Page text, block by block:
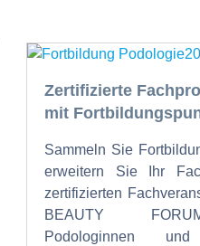
Zertifizierte
mit
Sammeln Sie
erweitern Sie Ihr
zertifizierten
BEAUTY
Podologinnen